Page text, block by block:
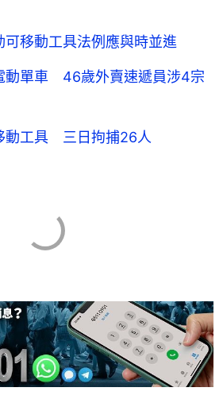
移動工具法例應與時並進
動單車 46歲外賣速遞員涉4宗
動工具 三日拘捕26人